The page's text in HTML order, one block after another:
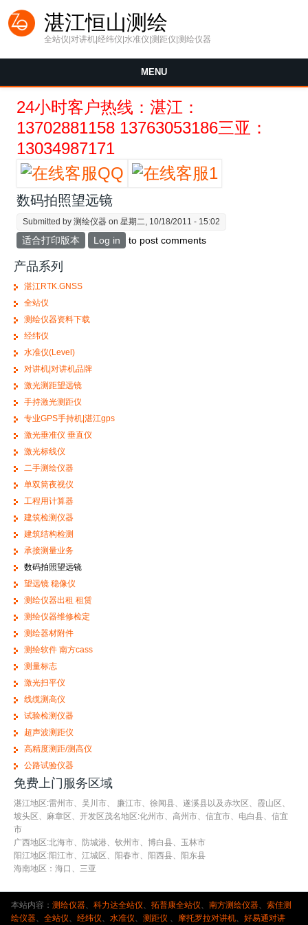
湛江恒山测绘
全站仪|对讲机|经纬仪|水准仪|测距仪|测绘仪器
MENU
24小时客户热线：湛江：
13702881158 13763053186三亚：
13034987171
数码拍照望远镜
Submitted by测绘仪器 on 星期二, 10/18/2011 - 15:02
适合打印版本 Log in to post comments
产品系列
湛江RTK.GNSS
全站仪
测绘仪器资料下载
经纬仪
水准仪(Level)
对讲机|对讲机品牌
激光测距望远镜
手持激光测距仪
专业GPS手持机|湛江gps
激光垂准仪 垂直仪
激光标线仪
二手测绘仪器
单双筒夜视仪
工程用计算器
建筑检测仪器
建筑结构检测
承接测量业务
数码拍照望远镜
望远镜 稳像仪
测绘仪器出租 租赁
测绘仪器维修检定
测绘器材附件
测绘软件 南方cass
测量标志
激光扫平仪
线缆测高仪
试验检测仪器
超声波测距仪
高精度测距/测高仪
公路试验仪器
免费上门服务区域
湛江地区:雷州市、吴川市、 廉江市、徐闻县、遂溪县以及赤坎区、霞山区、
坡头区、麻章区、开发区茂名地区:化州市、高州市、信宜市、电白县、信宜
市
广西地区:北海市、防城港、钦州市、博白县、玉林市
阳江地区:阳江市、江城区、阳春市、阳西县、阳东县
海南地区：海口、三亚
本站内容： 测绘仪器、 科力达全站仪 拓普康全站仪 南方测绘仪器、 索佳测
绘仪器、 全站仪 经纬仪 水准仪 测距仪 摩托罗拉对讲机、 好易通对讲